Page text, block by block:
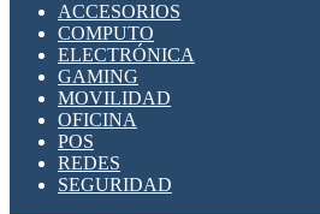
SUPRESOR DE
APLICACIONES
ACCESORIOS
COMPUTO
ELECTRÓNICA
GAMING
MOVILIDAD
OFICINA
POS
REDES
SEGURIDAD